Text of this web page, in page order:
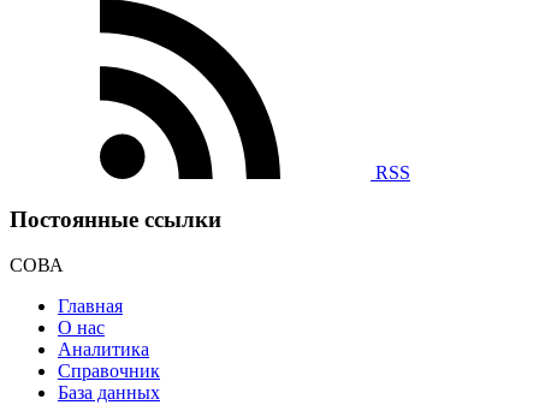
RSS
Постоянные ссылки
СОВА
Главная
О нас
Аналитика
Справочник
База данных